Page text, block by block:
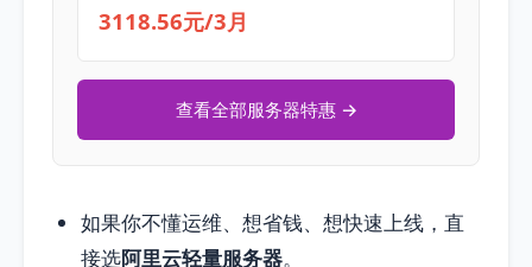
3118.56元/3月
查看全部服务器特惠 →
如果你不懂运维、想省钱、想快速上线，直
接选阿里云轻量服务器。